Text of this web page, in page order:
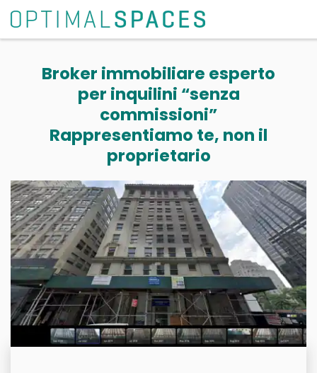
Broker immobiliare esperto
per inquilini “senza
commissioni”
Rappresentiamo te, non il
proprietario